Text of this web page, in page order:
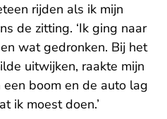
rijden als ik mijn
de zitting. ‘Ik ging naar
wat gedronken. Bij het
uitwijken, raakte mijn
boom en de auto lag
ik moest doen.’